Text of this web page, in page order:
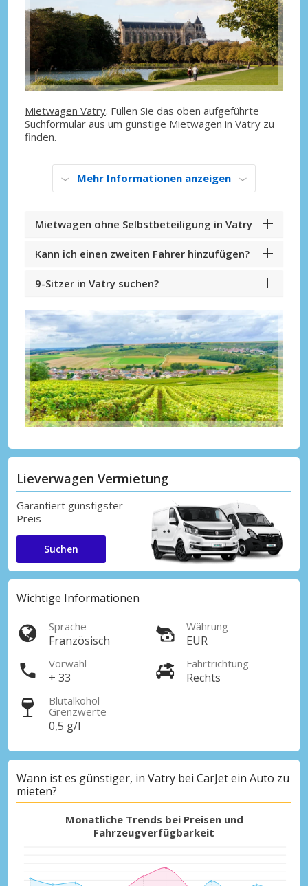
Mietwagen Vatry. Füllen Sie das oben aufgeführte
Suchformular aus um günstige Mietwagen in Vatry zu
finden.
Mehr Informationen anzeigen
Mietwagen ohne Selbstbeteiligung in Vatry
Kann ich einen zweiten Fahrer hinzufügen?
9-Sitzer in Vatry suchen?
Lieverwagen Vermietung
Garantiert günstigster
Preis
Suchen
Wichtige Informationen
Sprache
Französisch
Währung
EUR
Vorwahl
+ 33
Fahrtrichtung
Rechts
Blutalkohol-
Grenzwerte
0,5 g/l
Wann ist es günstiger, in Vatry bei CarJet ein Auto zu
mieten?
Monatliche Trends bei Preisen und
Fahrzeugverfügbarkeit